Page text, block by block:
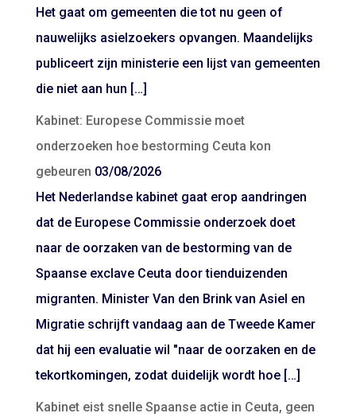
Het gaat om gemeenten die tot nu geen of
nauwelijks asielzoekers opvangen. Maandelijks
publiceert zijn ministerie een lijst van gemeenten
die niet aan hun […]
Kabinet: Europese Commissie moet
onderzoeken hoe bestorming Ceuta kon
gebeuren 03/08/2026
Het Nederlandse kabinet gaat erop aandringen
dat de Europese Commissie onderzoek doet
naar de oorzaken van de bestorming van de
Spaanse exclave Ceuta door tienduizenden
migranten. Minister Van den Brink van Asiel en
Migratie schrijft vandaag aan de Tweede Kamer
dat hij een evaluatie wil "naar de oorzaken en de
tekortkomingen, zodat duidelijk wordt hoe […]
Kabinet eist snelle Spaanse actie in Ceuta, geen